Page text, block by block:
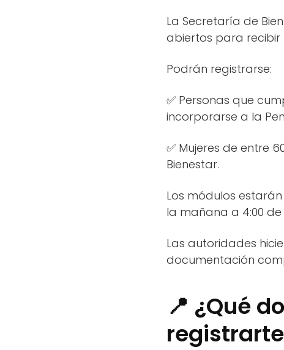
La Secretaría de
abiertos para recibir
Podrán registrarse:
✅ Personas que
incorporarse a la
✅ Mujeres de entre
Bienestar.
Los módulos
la mañana a 4:00
Las autoridades
documentación
📍 ¿Qué